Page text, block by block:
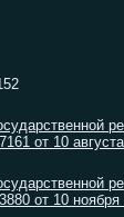
от 10
от 10 ноября